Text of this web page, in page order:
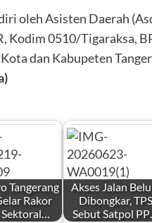
oleh Asisten Daerah
Kodim 0510/Tigaraksa,
dan Kabupeten
Tangerang
Rakor
Sektoral…
Akses Jalan
Dibongkar, TPS
Sebut Satpol